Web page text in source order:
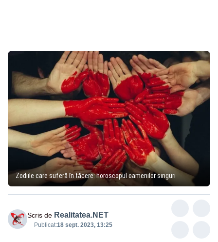
Zodiile care suferă în tăcere: horoscopul oamenilor singuri
Scris de Realitatea.NET
Publicat:18 sept. 2023, 13:25